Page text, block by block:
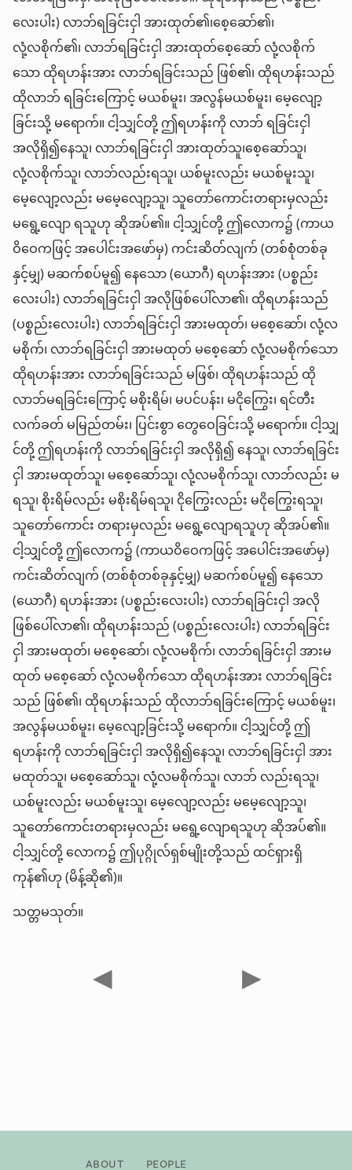
လေးပါး) လာဘ်ရခြင်းငှါ အားထုတ်၏၊စေ့ဆော်၏၊
လုံ့လစိုက်၏၊ လာဘ်ရခြင်းငှါ အားထုတ်စေ့ဆော် လုံ့လစိုက်
သော ထိုရဟန်းအား လာဘ်ရခြင်းသည် ဖြစ်၏၊ ထိုရဟန်းသည်
ထိုလာဘ် ရခြင်းကြောင့် မယစ်မူး၊ အလွန်မယစ်မူး၊ မေ့လျော့
ခြင်းသို့ မရောက်။ ငါ့သျှင်တို့ ဤရဟန်းကို လာဘ် ရခြင်းငှါ
အလိုရှိ၍နေသူ၊ လာဘ်ရခြင်းငှါ အားထုတ်သူ၊စေ့ဆော်သူ၊
လုံ့လစိုက်သူ၊ လာဘ်လည်းရသူ၊ ယစ်မူးလည်း မယစ်မူးသူ၊
မေ့လျော့လည်း မမေ့လျော့သူ၊ သူတော်ကောင်းတရားမှလည်း
မရွေ့လျော ရသူဟု ဆိုအပ်၏။ ငါ့သျှင်တို့ ဤလောက၌ (ကာယ
ဝိဝေကဖြင့် အပေါင်းအဖော်မှ) ကင်းဆိတ်လျက် (တစ်စုံတစ်ခု
နှင့်မျှ) မဆက်စပ်မူ၍ နေသော (ယောဂီ) ရဟန်းအား (ပစ္စည်း
လေးပါး) လာဘ်ရခြင်းငှါ အလိုဖြစ်ပေါ်လာ၏၊ ထိုရဟန်းသည်
(ပစ္စည်းလေးပါး) လာဘ်ရခြင်းငှါ အားမထုတ်၊ မစေ့ဆော်၊ လုံ့လ
မစိုက်၊ လာဘ်ရခြင်းငှါ အားမထုတ် မစေ့ဆော် လုံ့လမစိုက်သော
ထိုရဟန်းအား လာဘ်ရခြင်းသည် မဖြစ်၊ ထိုရဟန်းသည် ထို
လာဘ်မရခြင်းကြောင့် မစိုးရိမ်၊ မပင်ပန်း၊ မငိုကြွေး၊ ရင်တီး
လက်ခတ် မမြည်တမ်း၊ ပြင်းစွာ တွေဝေခြင်းသို့ မရောက်။ ငါ့သျှ
င်တို့ ဤရဟန်းကို လာဘ်ရခြင်းငှါ အလိုရှိ၍ နေသူ၊ လာဘ်ရခြင်း
ငှါ အားမထုတ်သူ၊ မစေ့ဆော်သူ၊ လုံ့လမစိုက်သူ၊ လာဘ်လည်း မ
ရသူ၊ စိုးရိမ်လည်း မစိုးရိမ်ရသူ၊ ငိုကြွေးလည်း မငိုကြွေးရသူ၊
သူတော်ကောင်း တရားမှလည်း မရွေ့လျောရသူဟု ဆိုအပ်၏။
ငါ့သျှင်တို့ ဤလောက၌ (ကာယဝိဝေကဖြင့် အပေါင်းအဖော်မှ)
ကင်းဆိတ်လျက် (တစ်စုံတစ်ခုနှင့်မျှ) မဆက်စပ်မူ၍ နေသော
(ယောဂီ) ရဟန်းအား (ပစ္စည်းလေးပါး) လာဘ်ရခြင်းငှါ အလို
ဖြစ်ပေါ်လာ၏၊ ထိုရဟန်းသည် (ပစ္စည်းလေးပါး) လာဘ်ရခြင်း
ငှါ အားမထုတ်၊ မစေ့ဆော်၊ လုံ့လမစိုက်၊ လာဘ်ရခြင်းငှါ အားမ
ထုတ် မစေ့ဆော် လုံ့လမစိုက်သော ထိုရဟန်းအား လာဘ်ရခြင်း
သည် ဖြစ်၏၊ ထိုရဟန်းသည် ထိုလာဘ်ရခြင်းကြောင့် မယစ်မူး၊
အလွန်မယစ်မူး၊ မေ့လျော့ခြင်းသို့ မရောက်။ ငါ့သျှင်တို့ ဤ
ရဟန်းကို လာဘ်ရခြင်းငှါ အလိုရှိ၍နေသူ၊ လာဘ်ရခြင်းငှါ အား
မထုတ်သူ၊ မစေ့ဆော်သူ၊ လုံ့လမစိုက်သူ၊ လာဘ် လည်းရသူ၊
ယစ်မူးလည်း မယစ်မူးသူ၊ မေ့လျော့လည်း မမေ့လျော့သူ၊
သူတော်ကောင်းတရားမှလည်း မရွေ့လျောရသူဟု ဆိုအပ်၏။
ငါ့သျှင်တို့ လောက၌ ဤပုဂ္ဂိုလ်ရှစ်မျိုးတို့သည် ထင်ရှားရှိ
ကုန်၏ဟု (မိန့်ဆို၏)။
သတ္တမသုတ်။
◀ ▶
About People